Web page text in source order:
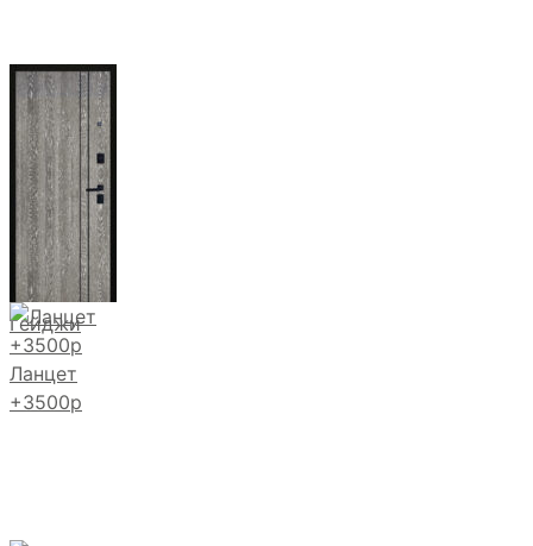
Гейджи
Ланцет
+3500р